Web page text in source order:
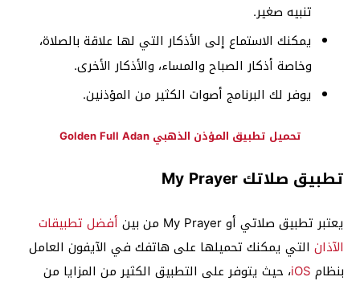
تنبيه صغير.
يمكنك الاستماع إلى الأذكار التي لها علاقة بالصلاة،
وخاصة أذكار الصباح والمساء، والأذكار الأخرى.
يوفر لك البرنامج أصوات الكثير من المؤذنين.
تحميل تطبيق المؤذن الذهبي Golden Full Adan
تطبيق صلاتك My Prayer
يعتبر تطبيق صلاتي أو My Prayer من بين
أفضل تطبيقات
الآذان التي يمكنك تحميلها على هاتفك في الآيفون العامل
بنظام iOS، حيث يتوفر على التطبيق الكثير من المزايا من